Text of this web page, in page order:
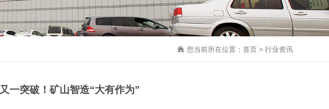
您当前所在位置： 首页 > 行业资讯
又一突破！矿山智造“大有作为”